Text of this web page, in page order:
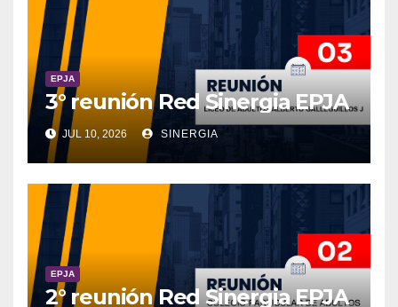
EPJA
3° reunión Red Sinergia EPJA
JUL 10, 2026 SINERGIA
EPJA
2° reunión Red Sinergia EPJA